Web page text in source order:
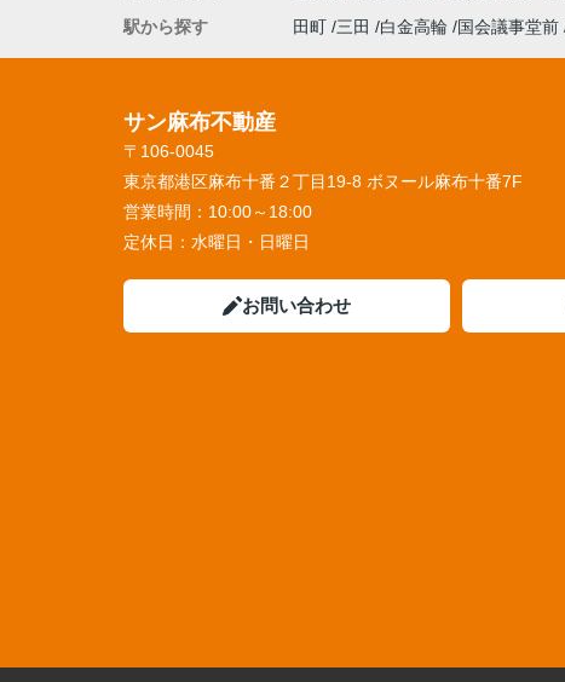
駅から探す
田町 三田 白金高輪 国会議事堂前
サン麻布不動産
〒106-0045
東京都港区麻布十番２丁目19-8 ボヌール麻布十番7F
営業時間： 10:00～18:00
定休日： 水曜日・日曜日
お問い合わせ